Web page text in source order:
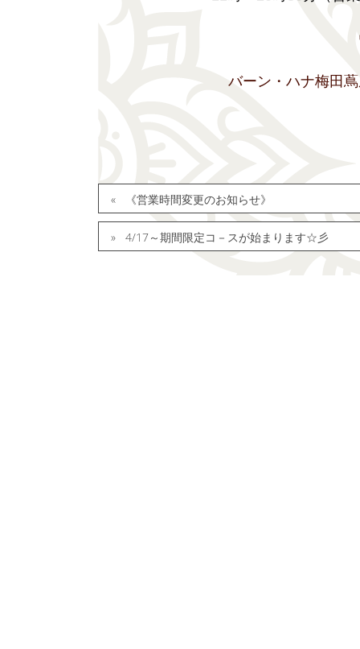
バーン・ハナ梅田
《営業時間変更のお知らせ》
4/17～期間限定コ－スが始まります☆彡